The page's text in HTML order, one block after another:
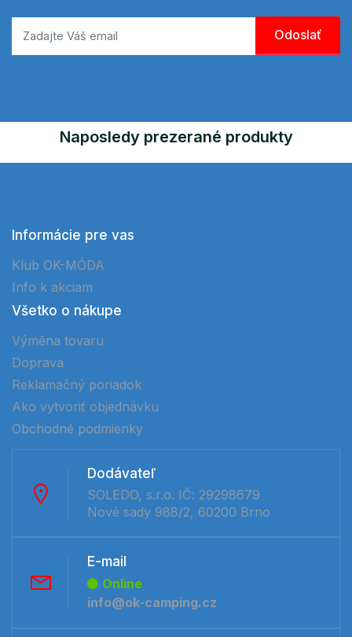
Naposledy prezerané produkty
Informácie pre vas
Klub OK-MÓDA
Info k akciam
Všetko o nákupe
Výměna tovaru
Doprava
Reklamačný poriadok
Ako vytvoriť objednávku
Obchodné podmienky
Dodávateľ
SOLEDO, s.r.o. IČ: 29298679
Nové sady 988/2, 60200 Brno
E-mail
Online
info@ok-camping.cz